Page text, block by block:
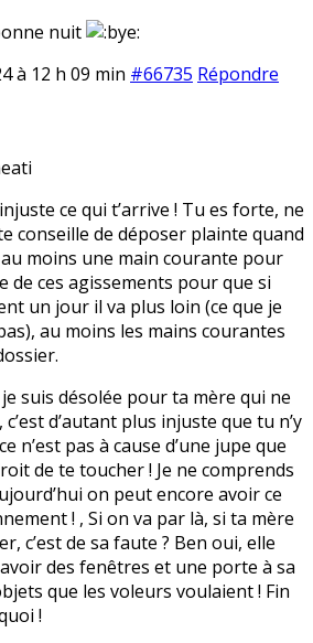
nuit
à 12 h 09 min #66735 Répondre
ce qui t’arrive ! Tu es forte, ne
conseille de déposer plainte quand
moins une main courante pour
de ces agissements pour que si
un jour il va plus loin (ce que je
au moins les mains courantes
suis désolée pour ta mère qui ne
d’autant plus injuste que tu n’y
n’est pas à cause d’une jupe que
de te toucher ! Je ne comprends
on peut encore avoir ce
! , Si on va par là, si ta mère
c’est de sa faute ? Ben oui, elle
des fenêtres et une porte à sa
que les voleurs voulaient ! Fin
!